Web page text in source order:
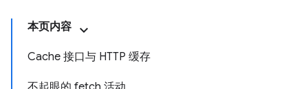
本页内容
Cache 接口与 HTTP 缓存